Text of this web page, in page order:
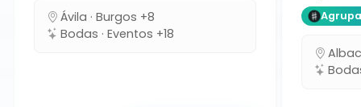
Ávila · Burgos +8
Bodas · Eventos +18
Bodas